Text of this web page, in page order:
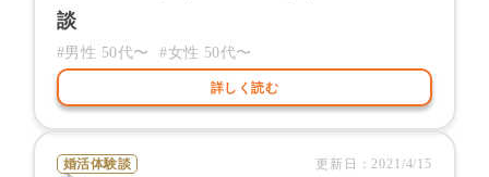
談
#男性 50代〜 #女性 50代〜
詳しく読む
婚活体験談 更新日：2021/4/15